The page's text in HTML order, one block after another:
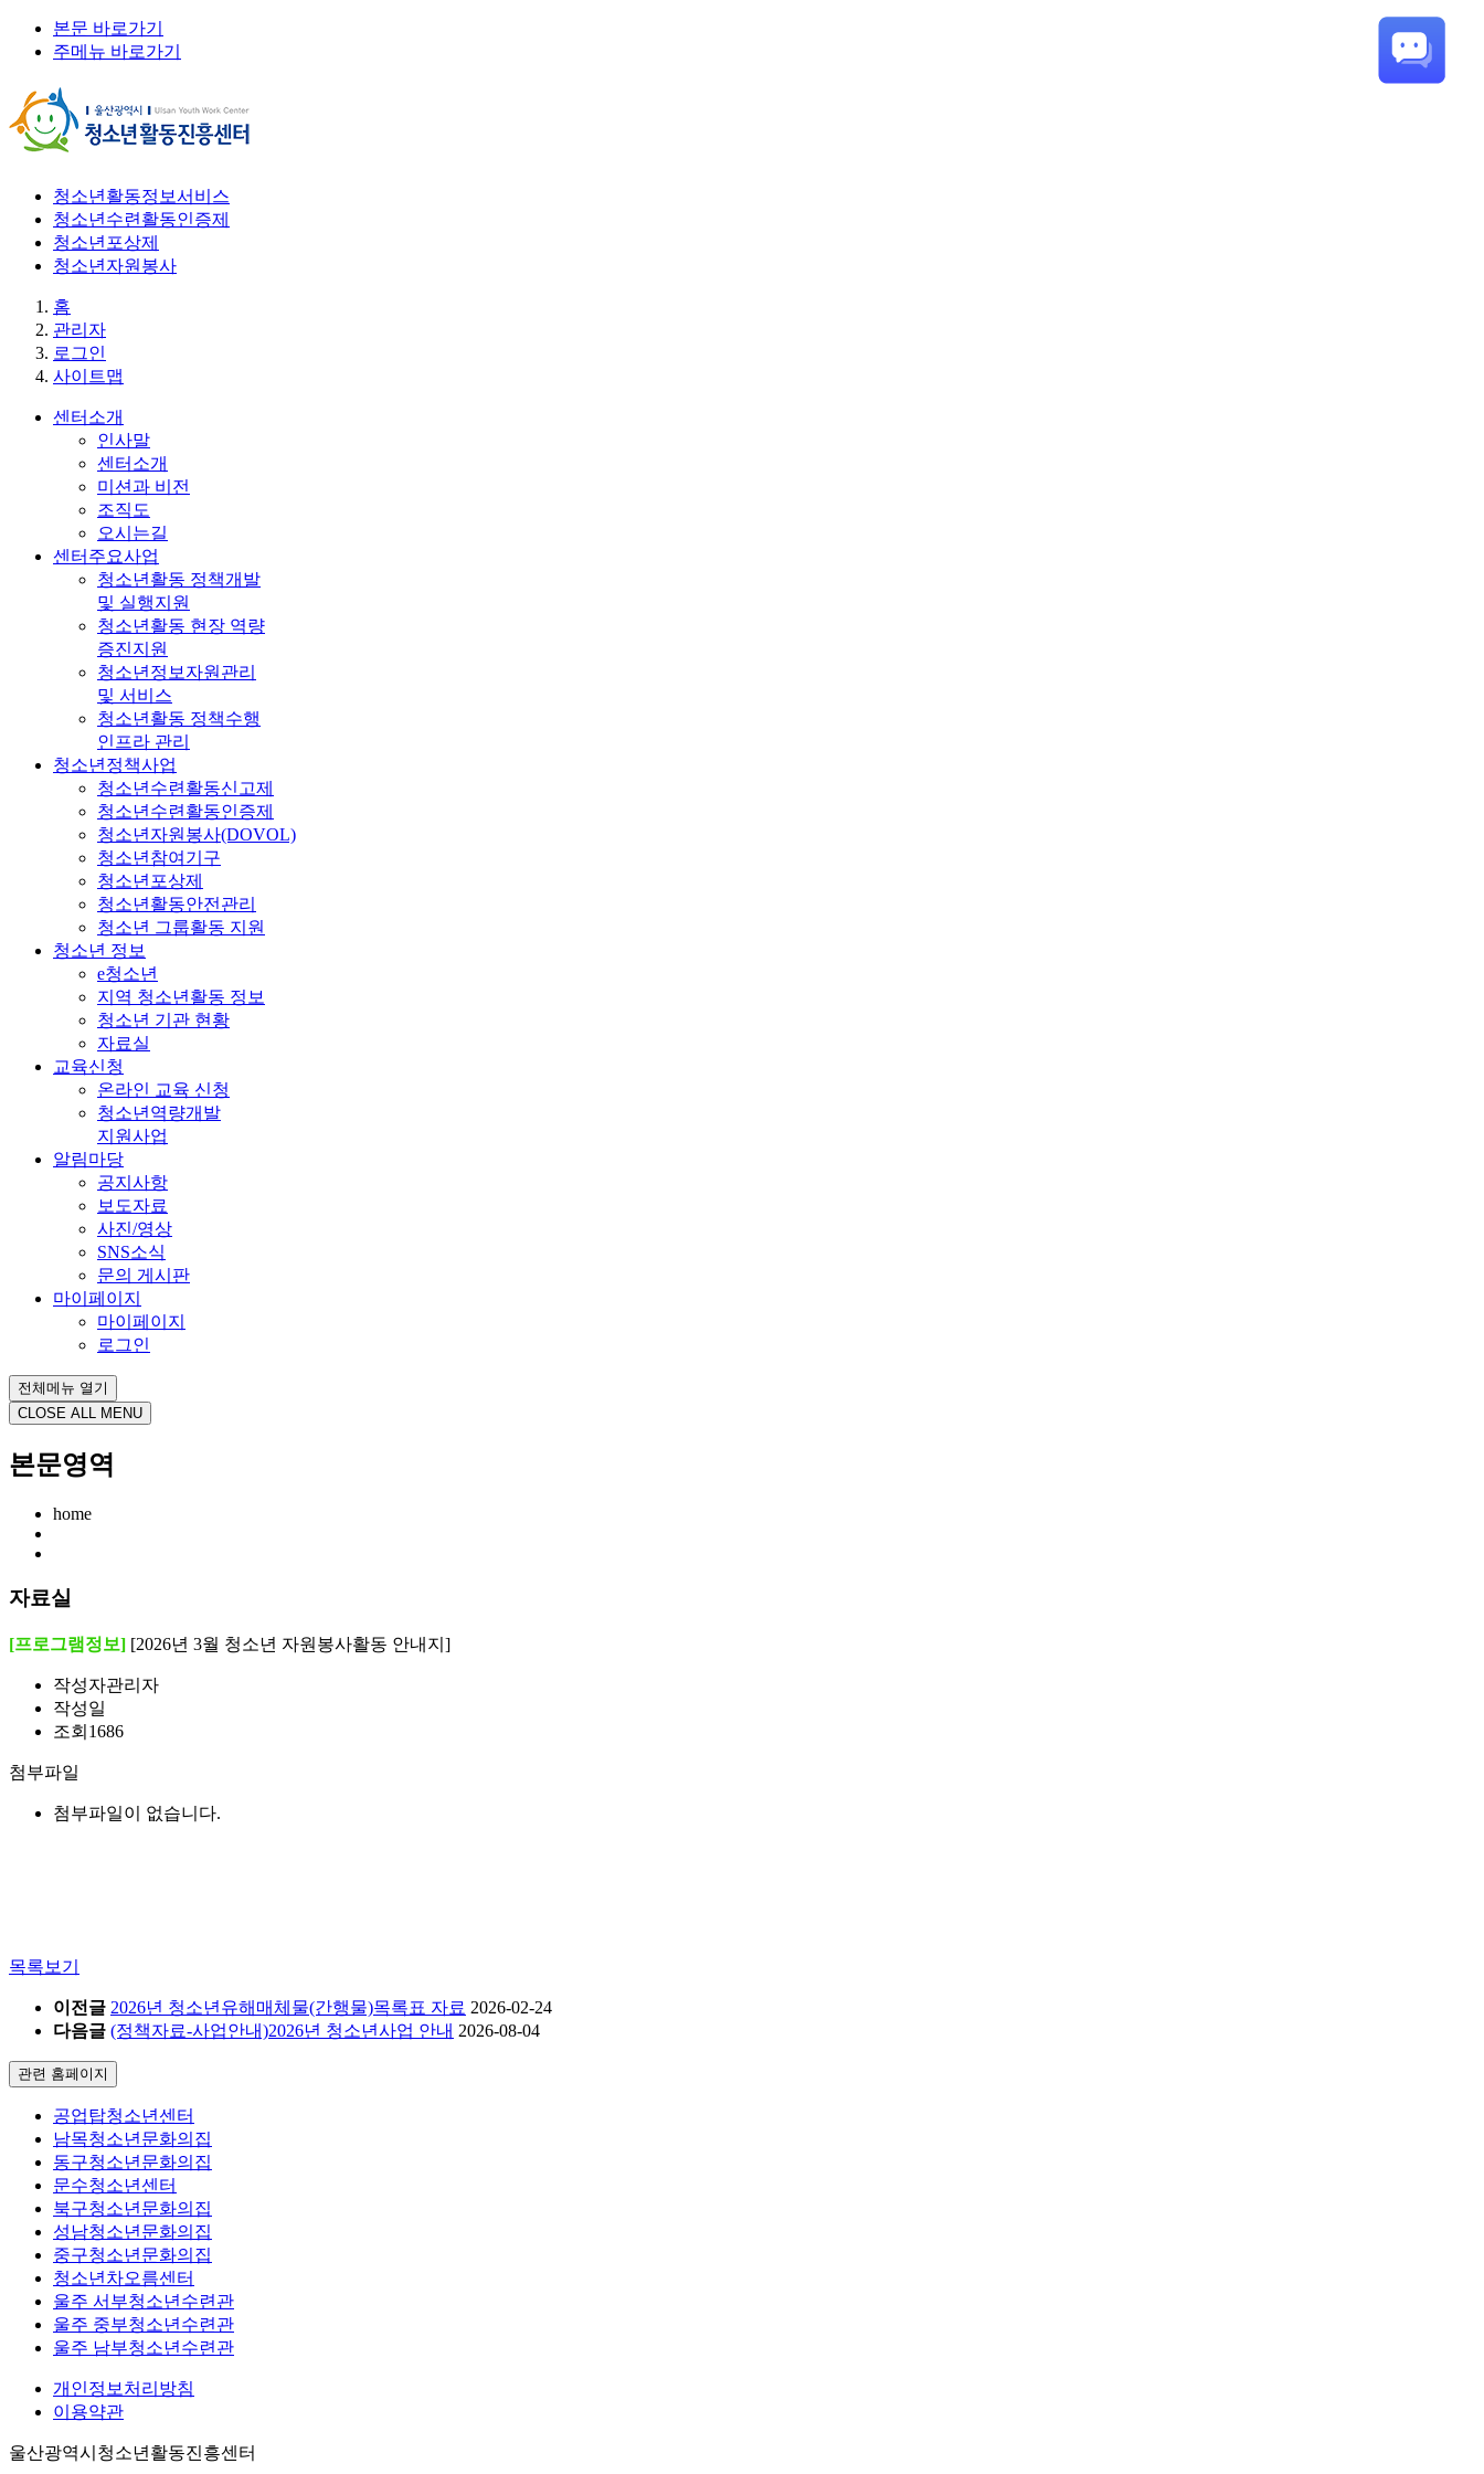
본문 바로가기
주메뉴 바로가기
청소년활동정보서비스
청소년수련활동인증제
청소년포상제
청소년자원봉사
홈
관리자
로그인
사이트맵
센터소개
인사말
센터소개
미션과 비전
조직도
오시는길
센터주요사업
청소년활동 정책개발
및 실행지원
청소년활동 현장 역량
증진지원
청소년정보자원관리
및 서비스
청소년활동 정책수행
인프라 관리
청소년정책사업
청소년수련활동신고제
청소년수련활동인증제
청소년자원봉사(DOVOL)
청소년참여기구
청소년포상제
청소년활동안전관리
청소년 그룹활동 지원
청소년 정보
e청소년
지역 청소년활동 정보
청소년 기관 현황
자료실
교육신청
온라인 교육 신청
청소년역량개발
지원사업
알림마당
공지사항
보도자료
사진/영상
SNS소식
문의 게시판
마이페이지
마이페이지
로그인
전체메뉴 열기
CLOSE ALL MENU
본문영역
home
자료실
[프로그램정보] [2026년 3월 청소년 자원봉사활동 안내지]
작성자관리자
작성일
조회 1686
첨부파일
첨부파일이 없습니다.
목록보기
이전글 2026년 청소년유해매체물(간행물)목록표 자료 2026-02-24
다음글 (정책자료-사업안내)2026년 청소년사업 안내 2026-08-04
관련 홈페이지
공업탑청소년센터
남목청소년문화의집
동구청소년문화의집
문수청소년센터
북구청소년문화의집
성남청소년문화의집
중구청소년문화의집
청소년차오름센터
울주 서부청소년수련관
울주 중부청소년수련관
울주 남부청소년수련관
개인정보처리방침
이용약관
울산광역시청소년활동진흥센터